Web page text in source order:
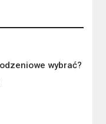
wybrać?